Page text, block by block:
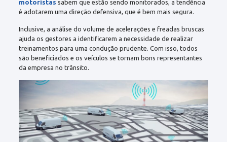
motoristas sabem que estão sendo monitorados, a tendência
é adotarem uma direção defensiva, que é bem mais segura.
Inclusive, a análise do volume de acelerações e freadas bruscas
ajuda os gestores a identificarem a necessidade de realizar
treinamentos para uma condução prudente. Com isso, todos
são beneficiados e os veículos se tornam bons representantes
da empresa no trânsito.